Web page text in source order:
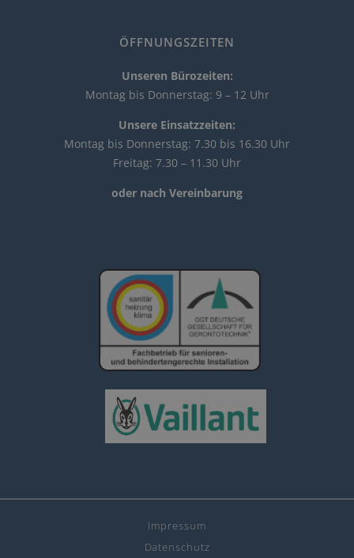
ÖFFNUNGSZEITEN
Unseren Bürozeiten:
Montag bis Donnerstag: 9 – 12 Uhr
Unsere Einsatzzeiten:
Montag bis Donnerstag: 7.30 bis 16.30 Uhr
Freitag: 7.30 – 11.30 Uhr
oder nach Vereinbarung
Impressum
Datenschutz